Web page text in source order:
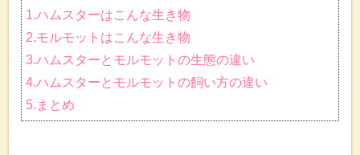
1.ハムスターはこんな生き物
2.モルモットはこんな生き物
3.ハムスターとモルモットの生態の違い
4.ハムスターとモルモットの飼い方の違い
5.まとめ